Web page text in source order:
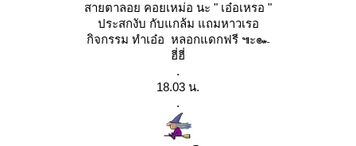
สายตาลอย คอยเหม่อ นะ " เอ๋อเหรอ "
ประสกงับ กับแกล้ม แถมหาวเรอ
กิจกรรม ทำเอ๋อ หลอกแดกฟรี ๚ะ๛
ฮี่ฮี่
.
18.03 น.
.